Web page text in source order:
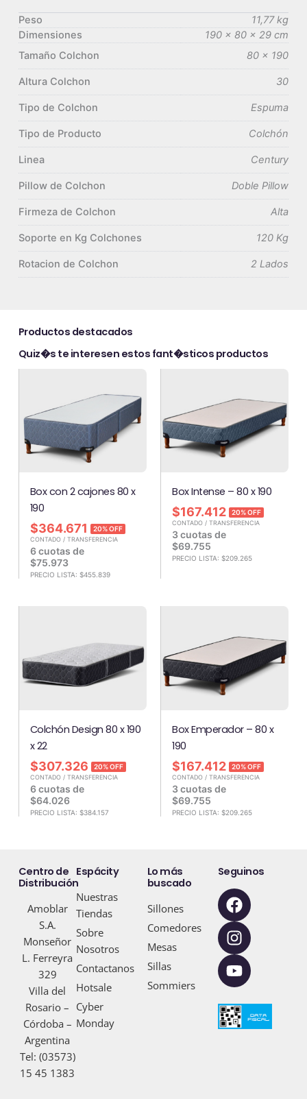
Peso
11,77 kg
Dimensiones
190 × 80 × 29 cm
Tamaño Colchon
80 x 190
Altura Colchon 30
Tipo de Colchon Espuma
Tipo de Producto Colchón
Linea Century
Pillow de Colchon Doble Pillow
Firmeza de Colchon Alta
Soporte en Kg Colchones 120 Kg
Rotacion de Colchon 2 Lados
Productos destacados
Quiz�s te interesen estos fant�sticos productos
Box con 2 cajones 80 x
190
$364.671 20% OFF
CONTADO / TRANSFERENCIA
6 cuotas de
$75.973
PRECIO LISTA: $455.839
Box Intense – 80 x 190
$167.412 20% OFF
CONTADO / TRANSFERENCIA
3 cuotas de
$69.755
PRECIO LISTA: $209.265
Colchón Design 80 x 190
x 22
$307.326 20% OFF
CONTADO / TRANSFERENCIA
6 cuotas de
$64.026
PRECIO LISTA: $384.157
Box Emperador – 80 x
190
$167.412 20% OFF
CONTADO / TRANSFERENCIA
3 cuotas de
$69.755
PRECIO LISTA: $209.265
Centro de
Distribución
Amoblar
S.A.
Monseñor
L. Ferreyra
329
Villa del
Rosario –
Córdoba –
Argentina
Tel: (03573)
15 45 1383
Espácity
Nuestras
Tiendas
Sobre
Nosotros
Contactanos
Hotsale
Cyber
Monday
Lo más
buscado
Sillones
Comedores
Mesas
Sillas
Sommiers
Seguinos
F
a
c
e
b
o
o
k
I
n
s
t
a
g
r
a
m
Y
o
u
t
u
b
e